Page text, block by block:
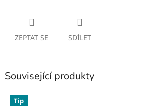
ZEPTAT SE SDÍLET
Související produkty
Tip